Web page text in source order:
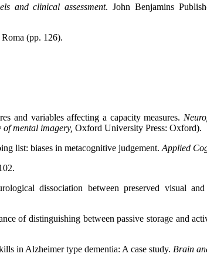
and clinical assessment. John Benjamins
(pp. 126).
and variables affecting a capacity measures.
of mental imagery, Oxford University Press: Oxford).
list: biases in metacognitive judgement. Applied
dissociation between preserved visual and
of distinguishing between passive storage and
in Alzheimer type dementia: A case study. Brain